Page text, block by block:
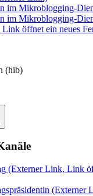
im Mikroblogging-
im Mikroblogging-
öffnet ein neues
(hib)
(Externer Link, Link
(Externer